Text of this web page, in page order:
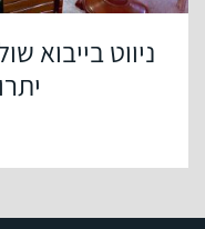
ניווט בייבוא